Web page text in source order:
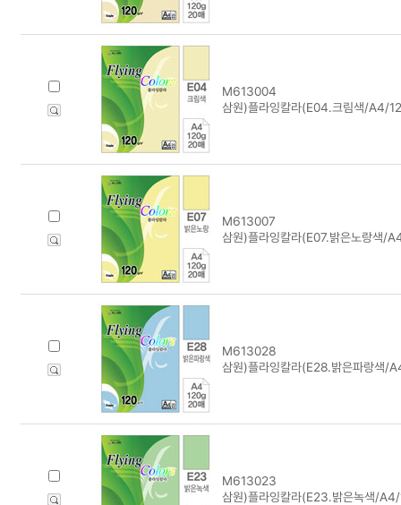
M613004
삼원)플라잉칼라(E04.크림색/A4/
M613007
삼원)플라잉칼라(E07.밝은노랑색/
M613028
삼원)플라잉칼라(E28.밝은파랑색/
M613023
삼원)플라잉칼라(E23.밝은녹색/